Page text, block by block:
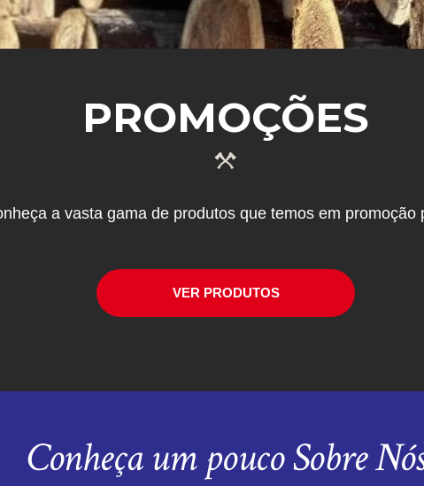
PROMOÇÕES
a vasta gama de produtos que temos em promoção
VER PRODUTOS
Conheça um pouco Sobre